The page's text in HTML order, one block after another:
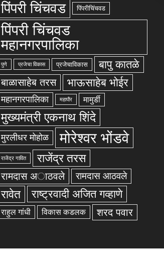
पिंपरी चिंचवड पिंपरीचिंचवड
पिंपरी चिंचवड
महानगरपालिका
पुणे प्रजेचा विकास प्रजेचाविकास बापु कातळे
बाळासाहेब तरस भाऊसाहेब भोईर
महानगरपालिका महापौर मामुर्डी
मुख्यमंत्री एकनाथ शिंदे
मुरलीधर मोहोळ मोरेश्वर भोंडवे
राजेंद्र गावित राजेंद्र तरस
रामदास अाठवले रामदास आठवले
रावेत राष्ट्रवादी अजित गव्हाणे
राहुल गांधी विकास कडलक शरद पवार